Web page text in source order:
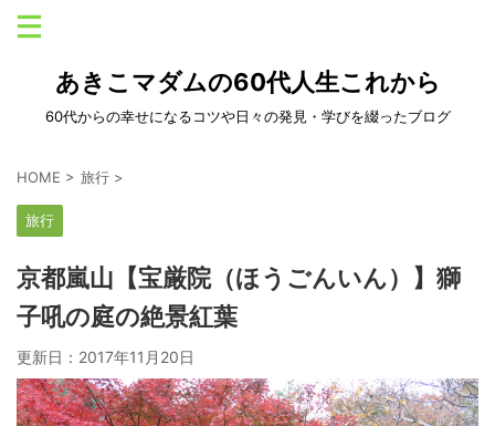
あきこマダムの60代人生これから
60代からの幸せになるコツや日々の発見・学びを綴ったブログ
HOME > 旅行 >
旅行
京都嵐山【宝厳院（ほうごんいん）】獅
子吼の庭の絶景紅葉
更新日： 2017年11月20日